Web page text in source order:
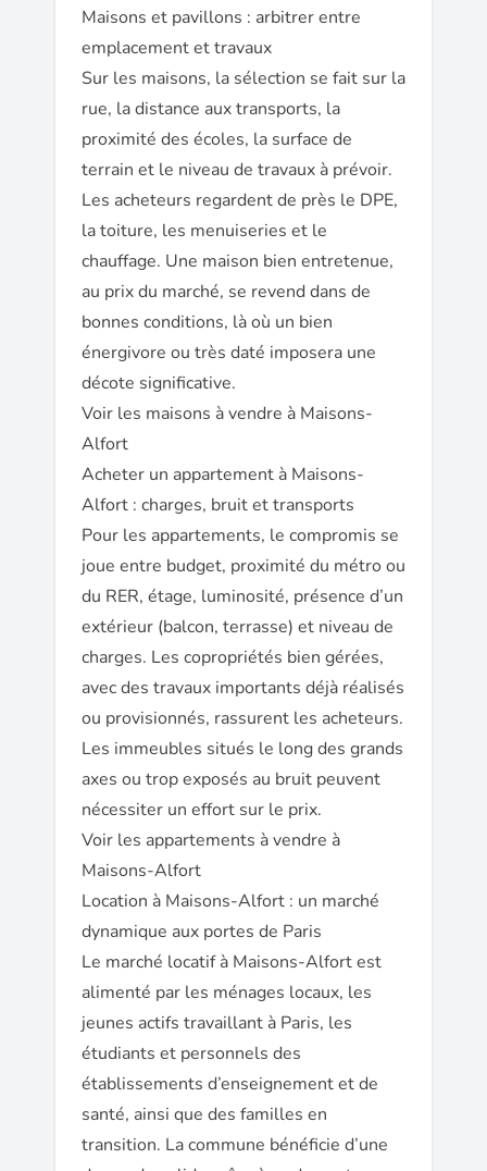
Maisons et pavillons : arbitrer entre
emplacement et travaux
Sur les maisons, la sélection se fait sur la
rue, la distance aux transports, la
proximité des écoles, la surface de
terrain et le niveau de travaux à prévoir.
Les acheteurs regardent de près le DPE,
la toiture, les menuiseries et le
chauffage. Une maison bien entretenue,
au prix du marché, se revend dans de
bonnes conditions, là où un bien
énergivore ou très daté imposera une
décote significative.
Voir les maisons à vendre à Maisons-
Alfort
Acheter un appartement à Maisons-
Alfort : charges, bruit et transports
Pour les appartements, le compromis se
joue entre budget, proximité du métro ou
du RER, étage, luminosité, présence d’un
extérieur (balcon, terrasse) et niveau de
charges. Les copropriétés bien gérées,
avec des travaux importants déjà réalisés
ou provisionnés, rassurent les acheteurs.
Les immeubles situés le long des grands
axes ou trop exposés au bruit peuvent
nécessiter un effort sur le prix.
Voir les appartements à vendre à
Maisons-Alfort
Location à Maisons-Alfort : un marché
dynamique aux portes de Paris
Le marché locatif à Maisons-Alfort est
alimenté par les ménages locaux, les
jeunes actifs travaillant à Paris, les
étudiants et personnels des
établissements d’enseignement et de
santé, ainsi que des familles en
transition. La commune bénéficie d’une